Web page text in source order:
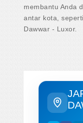
membantu Anda
antar kota,
Dawwar - Luxor.